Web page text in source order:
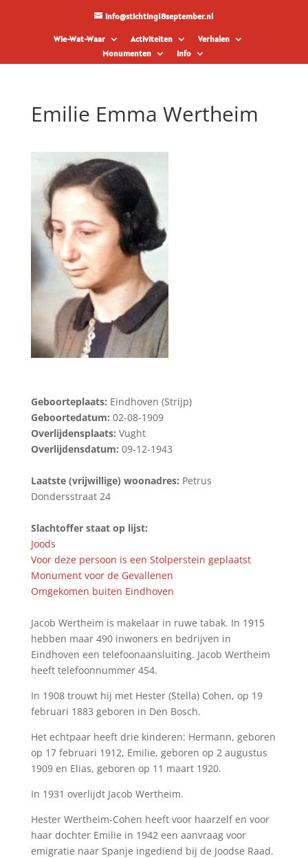
info@stichting18september.nl
Wie-Wat-Waar Activiteiten
Verhalen
Monumenten
Info
Emilie Emma Wertheim
Geboorteplaats: Eindhoven (Strijp)
Geboortedatum: 02-08-1909
Overlijdensplaats: Vught
Overlijdensdatum: 09-12-1943
Laatste (vrijwillige) woonadres: Petrus
Dondersstraat 24
Slachtoffer staat op lijst:
Joods
Voor deze persoon is een Stolperstein geplaatst
Monument voor de Gevallenen
Omgekomen buiten Eindhoven
Jacob Wertheim is makelaar in ruwe tabak. In 1915
hebben maar 490 inwoners en bedrijven in
Eindhoven een telefoonaansluiting. Jacob Wertheim
heeft telefoonnummer 454.
In 1908 trouwt hij met Hester (Stella) Cohen, op 19
februari 1883 geboren in Den Bosch.
Het echtpaar heeft drie kinderen: Hermann, geboren
op 17 februari 1912, Emilie, geboren op 2 augustus
1909 en Elias, geboren op 11 maart 1920.
In 1931 overlijdt Jacob Wertheim.
Hester Wertheim-Cohen heeft voor haarzelf en voor
haar dochter Emilie in 1942 een aanvraag voor
emigratie naar Spanje ingediend bij de Joodse Raad.